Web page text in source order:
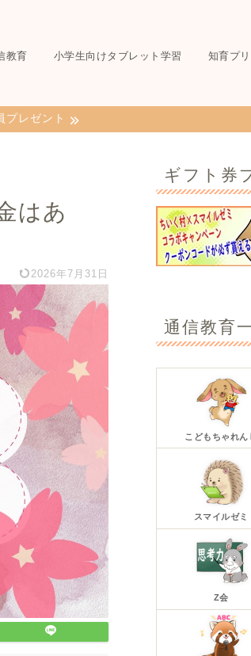
教育 小学生向けタブレット学習 知育プ
プレゼント
はあ
2026年7月31日
ギフト券
通信教育
こどもちゃれん
スマイルゼミ
Z会